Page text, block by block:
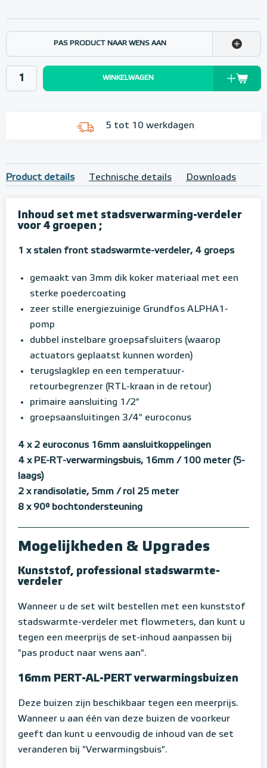
PAS PRODUCT NAAR WENS AAN
WINKELWAGEN
5 tot 10 werkdagen
Product details Technische details Downloads
Inhoud set met stadsverwarming-verdeler
voor 4 groepen ;
1 x stalen front stadswarmte-verdeler, 4 groeps
gemaakt van 3mm dik koker materiaal met een
sterke poedercoating
zeer stille energiezuinige Grundfos ALPHA1-
pomp
dubbel instelbare groepsafsluiters (waarop
actuators geplaatst kunnen worden)
terugslagklep en een temperatuur-
retourbegrenzer (RTL-kraan in de retour)
primaire aansluiting 1/2"
groepsaansluitingen 3/4" euroconus
4 x 2 euroconus 16mm aansluitkoppelingen
4 x PE-RT-verwarmingsbuis, 16mm / 100 meter (5-
laags)
2 x randisolatie, 5mm / rol 25 meter
8 x 90° bochtondersteuning
Mogelijkheden & Upgrades
Kunststof, professional stadswarmte-
verdeler
Wanneer u de set wilt bestellen met een kunststof
stadswarmte-verdeler met flowmeters, dan kunt u
tegen een meerprijs de set-inhoud aanpassen bij
"pas product naar wens aan".
16mm PERT-AL-PERT verwarmingsbuizen
Deze buizen zijn beschikbaar tegen een meerprijs.
Wanneer u aan één van deze buizen de voorkeur
geeft dan kunt u eenvoudig de inhoud van de set
veranderen bij "Verwarmingsbuis".